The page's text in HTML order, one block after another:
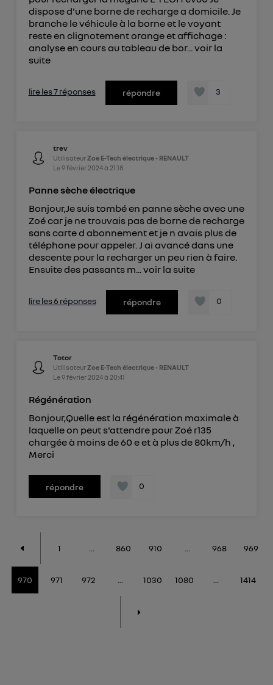
dispose d'une borne de recharge a domicile. Je
branche le véhicule à la borne et le voyant
reste en clignotement orange et affichage :
analyse en cours au tableau de bor...voir la
suite
lire les 7 réponses répondre 3
trev
UtilisateurZoe E-Tech électrique - RENAULT
Le9 février 2024à 21:18
Panne sèche électrique
Bonjour,Je suis tombé en panne sèche avec une
Zoé car je ne trouvais pas de borne de recharge
sans carte d abonnement et je n avais plus de
téléphone pour appeler. J ai avancé dans une
descente pour la recharger un peu rien à faire.
Ensuite des passants m...voir la suite
lire les 6 réponses répondre 0
Totor
UtilisateurZoe E-Tech électrique - RENAULT
Le9 février 2024à 20:41
Régénération
Bonjour,Quelle est la régénération maximale à
laquelle on peut s'attendre pour Zoé r135
chargée à moins de 60 e et à plus de 80km/h ,
Merci
répondre 0
1 860 910 968 969
970 971 972 1030 1080 1414